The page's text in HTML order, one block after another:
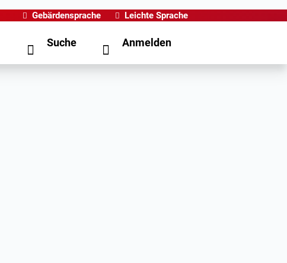
Gebärdensprache Leichte Sprache
Suche Anmelden